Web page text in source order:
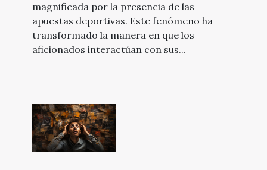
magnificada por la presencia de las
apuestas deportivas. Este fenómeno ha
transformado la manera en que los
aficionados interactúan con sus...